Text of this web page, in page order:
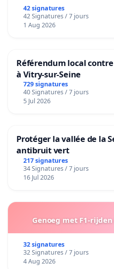
Thanking you in advance
42 signatures
42 Signatures / 7 jours
1 Aug 2026
Référendum local
à Vitry-sur-Seine
729 signatures
40 Signatures / 7 jours
5 Jul 2026
Protéger la vallée de la
antibruit vert
217 signatures
34 Signatures / 7 jours
16 Jul 2026
Genoeg met F1-
32 signatures
32 Signatures / 7 jours
4 Aug 2026